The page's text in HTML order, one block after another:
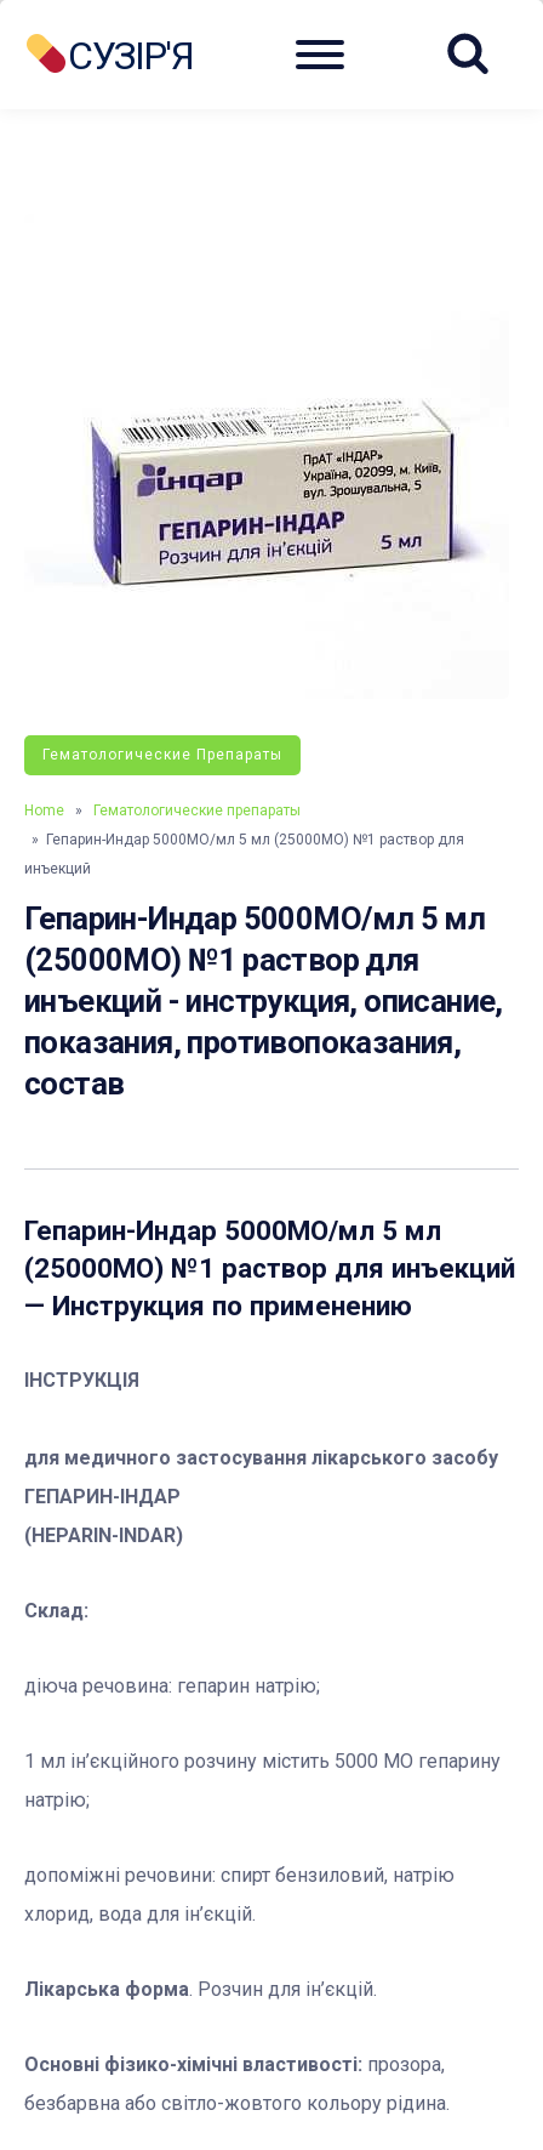
СУЗІР'Я Menu
Гематологические Препараты
Home »
Гематологические препараты
» Гепарин-Индар 5000МО/мл 5 мл (25000МО) №1 раствор для
инъекций
Гепарин-Индар 5000МО/мл 5 мл
(25000МО) №1 раствор для
инъекций - инструкция, описание,
показания, противопоказания,
состав
Гепарин-Индар 5000МО/мл 5 мл
(25000МО) №1 раствор для инъекций
— Инструкция по применению
ІНСТРУКЦІЯ
для медичного застосування лікарського засобу
ГЕПАРИН-ІНДАР
(HEPARIN-INDAR)
Склад:
діюча речовина: гепарин натрію;
1 мл ін’єкційного розчину містить 5000 МО гепарину
натрію;
допоміжні речовини: спирт бензиловий, натрію
хлорид, вода для ін’єкцій.
Лікарська форма. Розчин для ін’єкцій.
Основні фізико-хімічні властивості: прозора,
безбарвна або світло-жовтого кольору рідина.